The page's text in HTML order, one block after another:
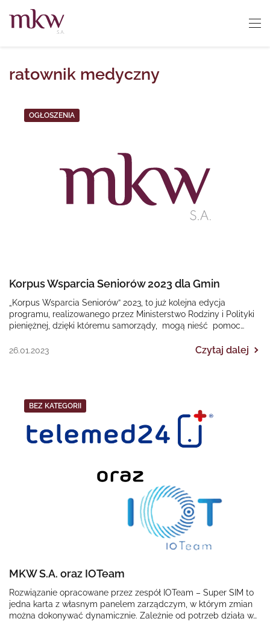
ratownik medyczny
OGŁOSZENIA
Korpus Wsparcia Seniorów 2023 dla Gmin
„Korpus Wsparcia Seniorów” 2023, to już kolejna edycja
programu, realizowanego przez Ministerstwo Rodziny i Polityki
pieniężnej, dzięki któremu samorządy, mogą nieść pomoc
26.01.2023
Czytaj dalej
BEZ KATEGORII
MKW S.A. oraz IOTeam
Rozwiązanie opracowane przez zespół IOTeam – Super SIM to
jedna karta z własnym panelem zarządczym, w którym zmian
można dokonywać dynamicznie. Zależnie od potrzeb działa w…